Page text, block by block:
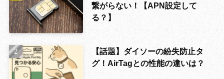
繋がらない！【APN設定して
る？】
【話題】ダイソーの紛失防止タ
グ！AirTagとの性能の違いは？